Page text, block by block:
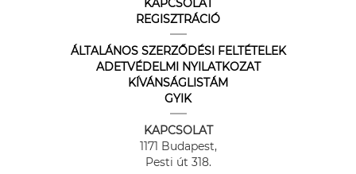
KAPCSOLAT
REGISZTRÁCIÓ
ÁLTALÁNOS SZERZŐDÉSI FELTÉTELEK
ADETVÉDELMI NYILATKOZAT
KÍVÁNSÁGLISTÁM
GYIK
KAPCSOLAT
1171 Budapest,
Pesti út 318.